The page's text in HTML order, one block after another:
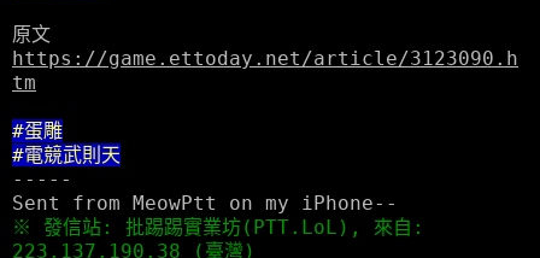
原文
https://game.ettoday.net/article/3123090.h
tm
#蛋雕
#電競武則天
-----
Sent from MeowPtt on my iPhone--
※ 發信站: 批踢踢實業坊(PTT.LoL), 來自:
223.137.190.38 (臺灣)